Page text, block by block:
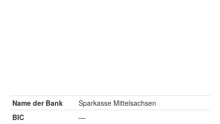
Name der Bank
Sparkasse Mittelsachsen
BIC
—